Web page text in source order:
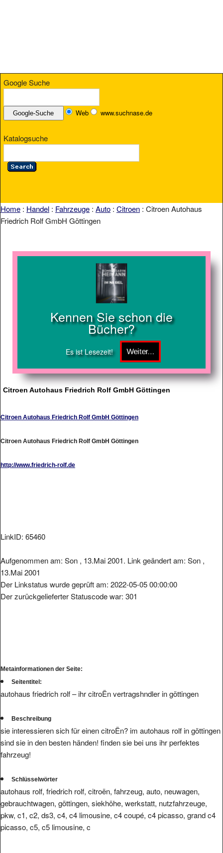
Google Suche
Web www.suchnase.de
Katalogsuche
Home : Handel : Fahrzeuge : Auto : Citroen : Citroen Autohaus
Friedrich Rolf GmbH Göttingen
Kennen Sie schon die
Bücher?
Es ist Lesezeit!
Citroen Autohaus Friedrich Rolf GmbH Göttingen
Citroen Autohaus Friedrich Rolf GmbH Göttingen
Citroen Autohaus Friedrich Rolf GmbH Göttingen
http://www.friedrich-rolf.de
LinkID: 65460
Aufgenommen am: Son , 13.Mai 2001. Link geändert am: Son ,
13.Mai 2001
Der Linkstatus wurde geprüft am: 2022-05-05 00:00:00
Der zurückgelieferter Statuscode war: 301
Metainformationen der Seite:
Seitentitel:
autohaus friedrich rolf – ihr citroËn vertragshndler in göttingen
Beschreibung
sie interessieren sich für einen citroËn? im autohaus rolf in göttingen
sind sie in den besten händen! finden sie bei uns ihr perfektes
fahrzeug!
Schlüsselwörter
autohaus rolf, friedrich rolf, citroën, fahrzeug, auto, neuwagen,
gebrauchtwagen, göttingen, siekhöhe, werkstatt, nutzfahrzeuge,
pkw, c1, c2, ds3, c4, c4 limousine, c4 coupé, c4 picasso, grand c4
picasso, c5, c5 limousine, c